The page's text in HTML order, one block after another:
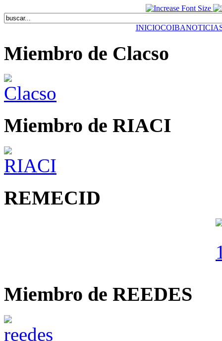
INICIOCOIBA
Miembro de Clacso
Miembro de RIACI
REMECID
Miembro de REEDES